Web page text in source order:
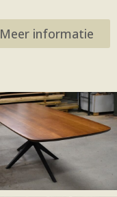
Meer informatie